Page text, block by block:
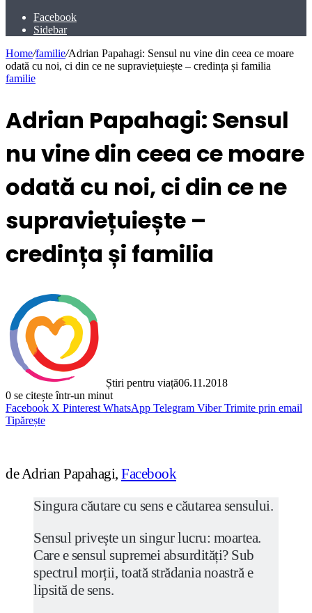
Facebook
Sidebar
Home/familie/Adrian Papahagi: Sensul nu vine din ceea ce moare
odată cu noi, ci din ce ne supraviețuiește – credința și familia
familie
Adrian Papahagi: Sensul
nu vine din ceea ce moare
odată cu noi, ci din ce ne
supraviețuiește –
credința și familia
Știri pentru viață06.11.2018
0 se citește într-un minut
Facebook X Pinterest WhatsApp Telegram Viber Trimite prin email
Tipărește
de Adrian Papahagi, Facebook
Singura căutare cu sens e căutarea sensului.
Sensul privește un singur lucru: moartea.
Care e sensul supremei absurdități? Sub
spectrul morții, toată strădania noastră e
lipsită de sens.